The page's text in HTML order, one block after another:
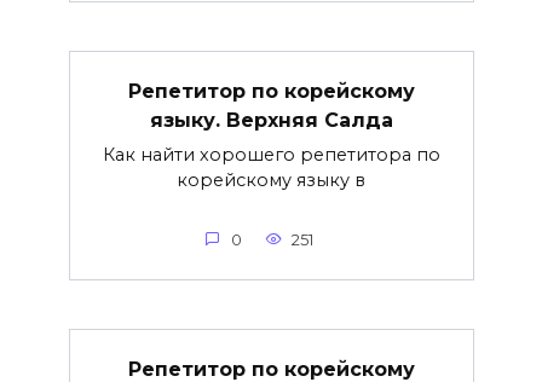
Репетитор по корейскому
языку. Верхняя Салда
Как найти хорошего репетитора по
корейскому языку в
0 251
Репетитор по корейскому